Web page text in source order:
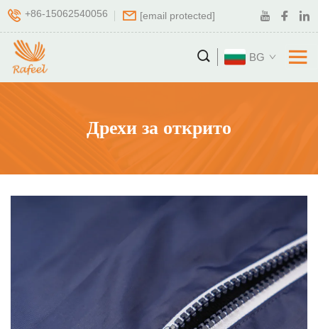
+86-15062540056 [email protected]
BG
Дрехи за открито